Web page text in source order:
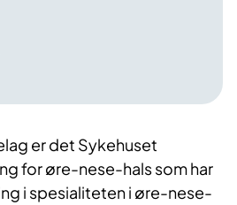
er det Sykehuset
for øre-nese-hals som har
i spesialiteten i øre-nese-